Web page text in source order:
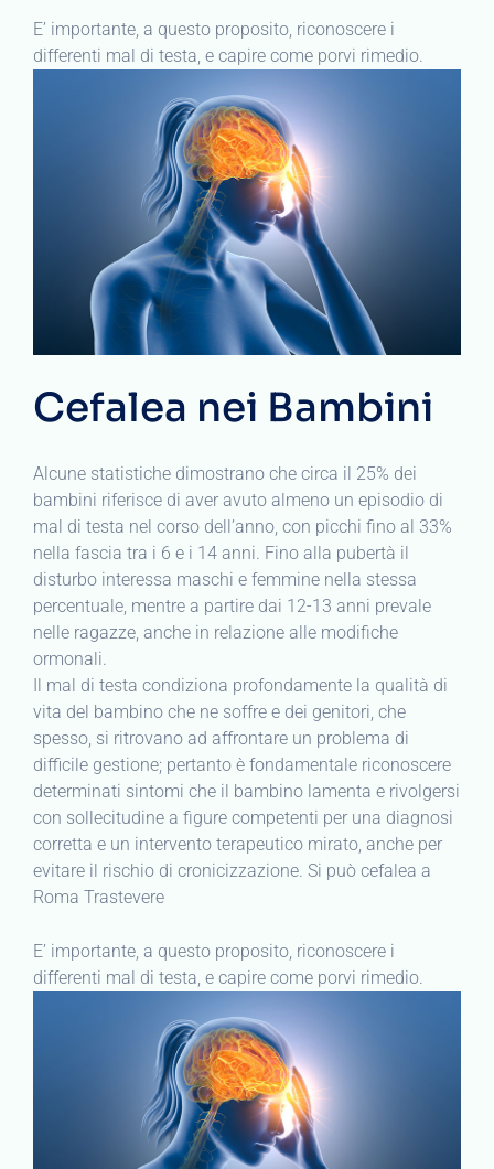
E’ importante, a questo proposito, riconoscere i
differenti mal di testa, e capire come porvi rimedio.
Cefalea nei Bambini
Alcune statistiche dimostrano che circa il 25% dei
bambini riferisce di aver avuto almeno un episodio di
mal di testa nel corso dell’anno, con picchi fino al 33%
nella fascia tra i 6 e i 14 anni. Fino alla pubertà il
disturbo interessa maschi e femmine nella stessa
percentuale, mentre a partire dai 12-13 anni prevale
nelle ragazze, anche in relazione alle modifiche
ormonali.
Il mal di testa condiziona profondamente la qualità di
vita del bambino che ne soffre e dei genitori, che
spesso, si ritrovano ad affrontare un problema di
difficile gestione; pertanto è fondamentale riconoscere
determinati sintomi che il bambino lamenta e rivolgersi
con sollecitudine a figure competenti per una diagnosi
corretta e un intervento terapeutico mirato, anche per
evitare il rischio di cronicizzazione. Si può cefalea a
Roma Trastevere
E’ importante, a questo proposito, riconoscere i
differenti mal di testa, e capire come porvi rimedio.